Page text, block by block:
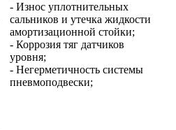
- Износ уплотнительных
сальников и утечка жидкости
амортизационной стойки;
- Коррозия тяг датчиков
уровня;
- Негерметичность системы
пневмоподвески;